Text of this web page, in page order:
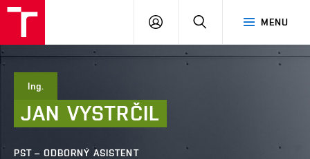
Brno
MENU
PŘIHLÁSIT
Ing.
JAN VYSTRČIL
PST – ODBORNÝ ASISTENT